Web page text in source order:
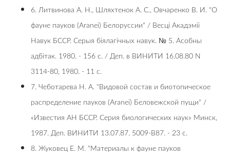
6. Литвинова А. Н., Шляхтенок А. С., Овчаренко В. И. "О
фауне пауков (Aranei) Белоруссии" / Весці Акадэміі
Навук БССР. Серыя біялагічных навук. № 5. Асобны
адбітак. 1980. - 156 с. / Деп. в ВИНИТИ 16.08.80 N
3114-80, 1980. - 11 с.
7. Чеботарева Н. А. "Видовой состав и биотопическое
распределение пауков (Aranei) Беловежской пущи" /
«Известия АН БССР. Серия биологических наук» Минск,
1987. Деп. ВИНИТИ 13.07.87. 5009-В87. - 23 с.
8. Жуковец Е. М. "Maтepиaлы к фayнe пayкoв